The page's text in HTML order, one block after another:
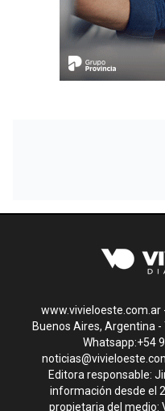
www.vivieloeste.com.ar
Buenos Aires, Argentina
Whatsapp:+54
Editora responsable:
información desde el
propietaria del medio: